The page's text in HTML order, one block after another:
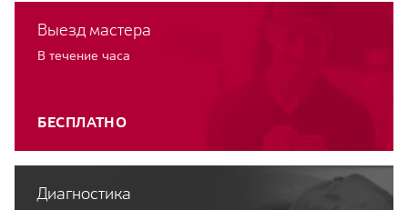
Выезд мастера
В течение часа
БЕСПЛАТНО
Диагностика